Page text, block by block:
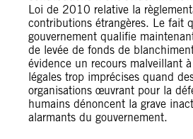
Loi de 2010 relative la
contributions étrangères. Le fait
gouvernement qualifie
de levée de fonds de
évidence un recours malveillant
légales trop imprécises quand
organisations œuvrant pour la
humains dénoncent la grave
alarmants du gouvernement.